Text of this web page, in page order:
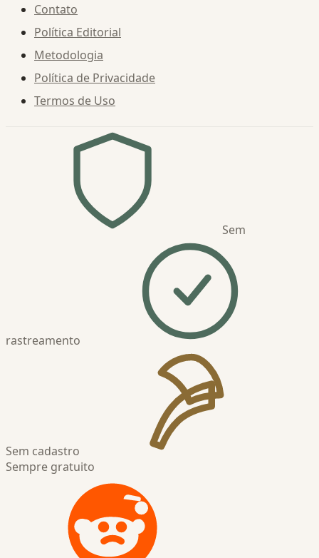
Contato
Política Editorial
Metodologia
Política de Privacidade
Termos de Uso
Sem
rastreamento
Sem cadastro
Sempre gratuito